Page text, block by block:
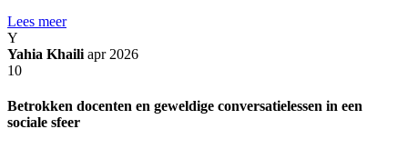
Lees meer
Y
Yahia Khaili apr 2026
10
Betrokken docenten en geweldige conversatielessen in een
sociale sfeer